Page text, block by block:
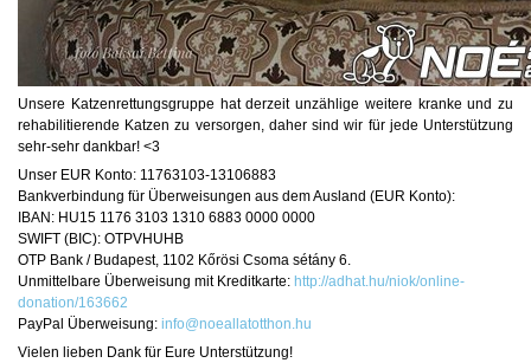
Unsere Katzenrettungsgruppe hat derzeit unzählige weitere kranke und zu
rehabilitierende Katzen zu versorgen, daher sind wir für jede Unterstützung
sehr-sehr dankbar! <3
Unser EUR Konto: 11763103-13106883
Bankverbindung für Überweisungen aus dem Ausland (EUR Konto):
IBAN: HU15 1176 3103 1310 6883 0000 0000
SWIFT (BIC): OTPVHUHB
OTP Bank / Budapest, 1102 Kőrösi Csoma sétány 6.
Unmittelbare Überweisung mit Kreditkarte: http://adhat.hu/niok/online-
donation/163662
PayPal Überweisung: info@noeallatotthon.hu
Vielen lieben Dank für Eure Unterstützung!